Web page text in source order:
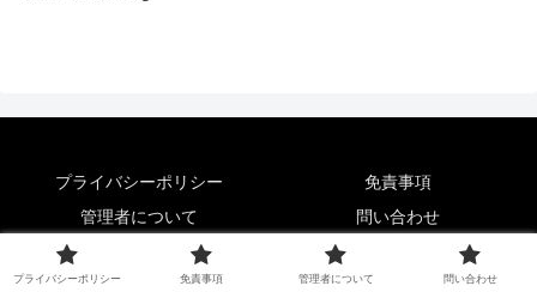
プライバシーポリシー
免責事項
管理者について
問い合わせ
© 2016 ITマルチエンジニアブログ.
プライバシーポリシー 免責事項 管理者について 問い合わせ